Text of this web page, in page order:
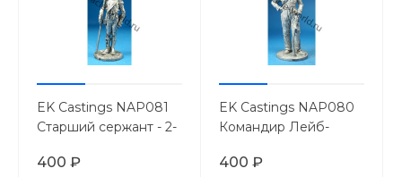
EK Castings NAP081
Старший сержант - 2-
легкого полка.
400 ₽
EK Castings NAP080
Командир Лейб-
полка, граф Орлов-
400 ₽